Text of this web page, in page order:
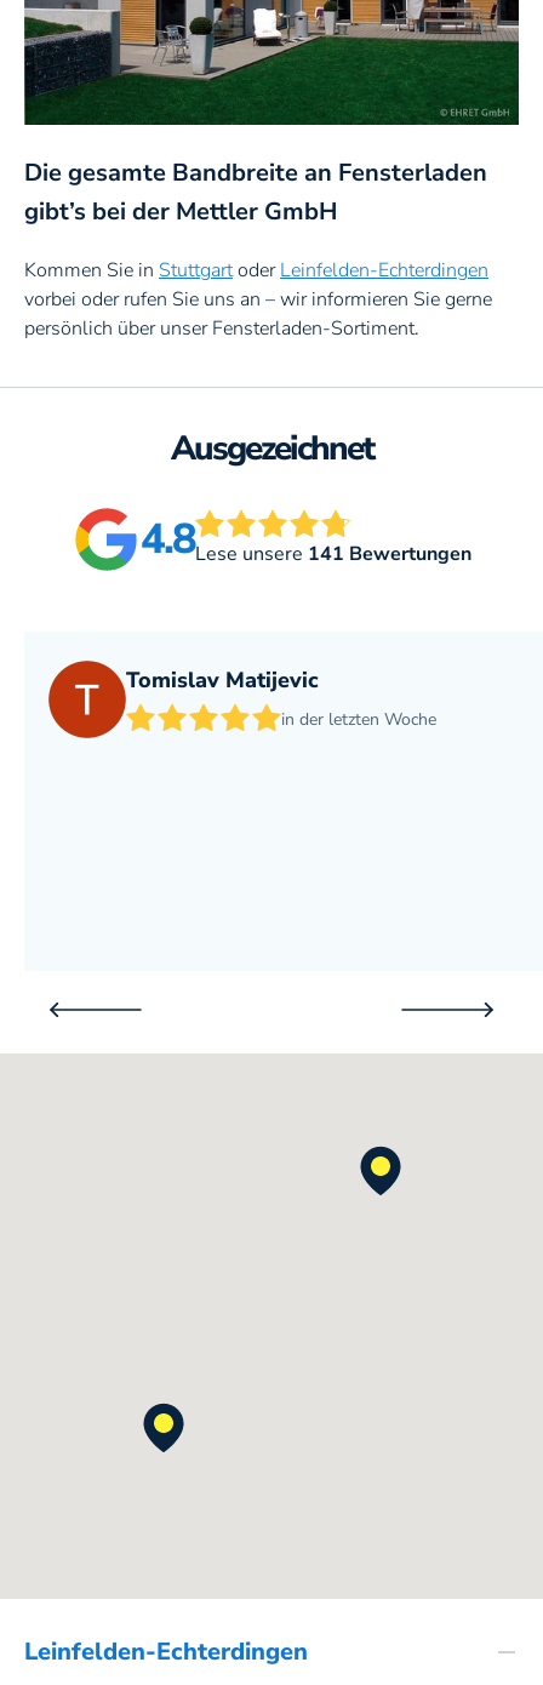
Die gesamte Bandbreite an Fensterladen
gibt’s bei der Mettler GmbH
Kommen Sie in StuttgartoderLeinfelden-Echterdingen
vorbei oder rufen Sie uns an – wir informieren Sie gerne
persönlich über unser Fensterladen-Sortiment.
Ausgezeichnet
4.8Lese unsere 141 Bewertungen
Tomislav Matijevic
in der letzten Woche
Leinfelden-Echterdingen